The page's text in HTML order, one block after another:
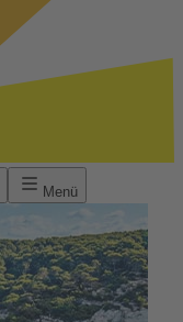
Menü